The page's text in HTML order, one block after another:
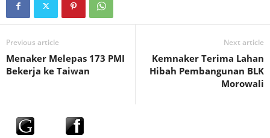
Previous article
Menaker Melepas 173 PMI
Bekerja ke Taiwan
Next article
Kemnaker Terima Lahan
Hibah Pembangunan BLK
Morowali